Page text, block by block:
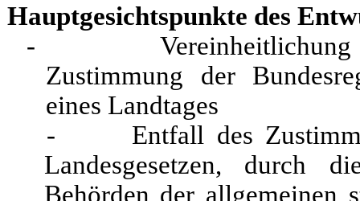
Hauptgesichtspunkte des
- Vereinheitlichung
Zustimmung der
eines Landtages
- Entfall des
Landesgesetzen, durch
Behörden der allgemeinen